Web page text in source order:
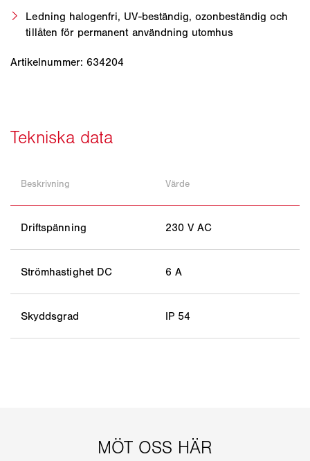
Ledning halogenfri, UV-beständig, ozonbeständig och
tillåten för permanent användning utomhus
Artikelnummer: 634204
Beskrivning Värde
Driftspänning 230 V AC
Strömhastighet DC 6 A
Skyddsgrad IP 54